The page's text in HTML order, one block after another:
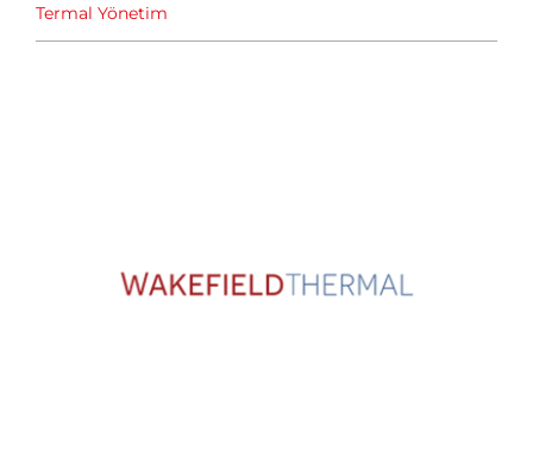
Termal Yönetim